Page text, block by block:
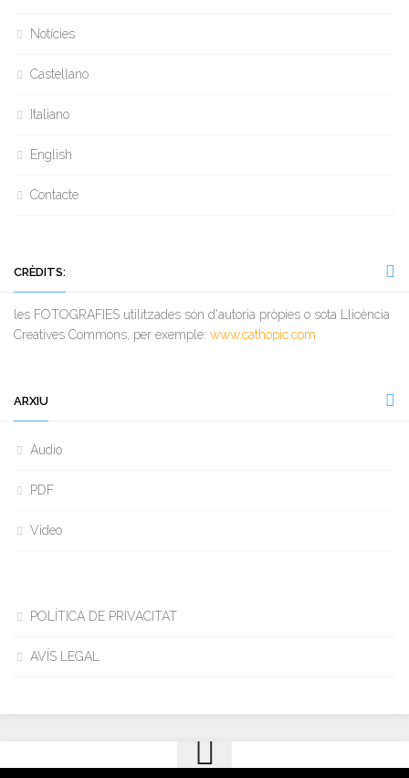
Notícies
Castellano
Italiano
English
Contacte
CRÈDITS:
les FOTOGRAFIES utilitzades són d'autoria pròpies o sota Llicència
Creatives Commons, per exemple: www.cathopic.com
ARXIU
Audio
PDF
Video
POLÍTICA DE PRIVACITAT
AVÍS LEGAL